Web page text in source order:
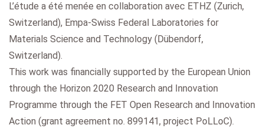
L’étude a été menée en collaboration avec ETHZ (Zurich,
Switzerland), Empa-Swiss Federal Laboratories for
Materials Science and Technology (Dübendorf,
Switzerland).
This work was financially supported by the European Union
through the Horizon 2020 Research and Innovation
Programme through the FET Open Research and Innovation
Action (grant agreement no. 899141, project PoLLoC).